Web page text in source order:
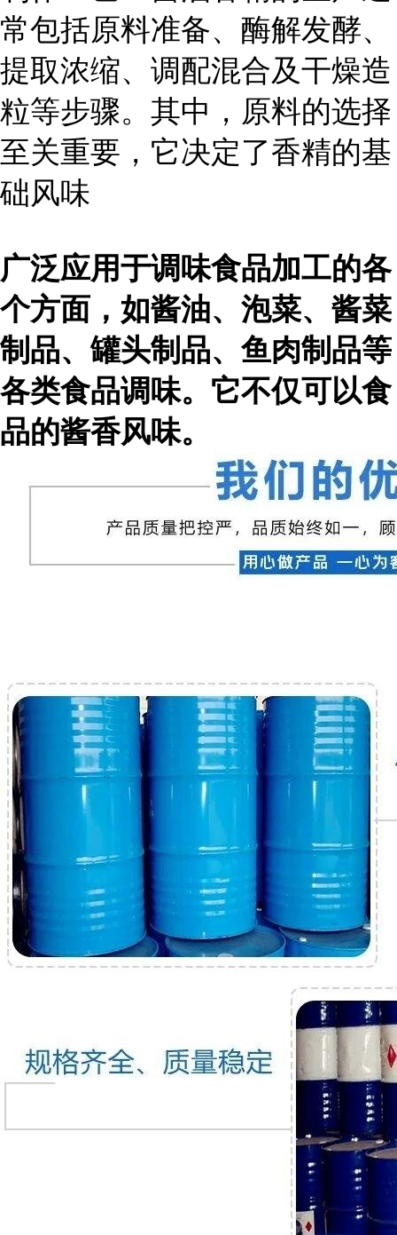
常包括原料准备、酶解发酵、
提取浓缩、调配混合及干燥造
粒等步骤。其中，原料的选择
至关重要，它决定了香精的基
础风味
广泛应用于调味食品加工的各
个方面，如酱油、泡菜、酱菜
制品、罐头制品、鱼肉制品等
各类食品调味。它不仅可以食
品的酱香风味。